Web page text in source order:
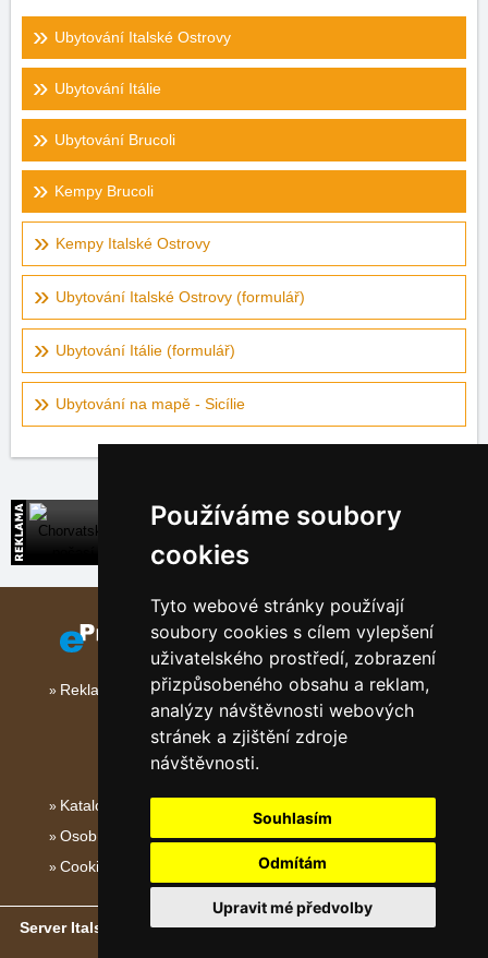
Používáme soubory
cookies
Tyto webové stránky používají
soubory cookies s cílem vylepšení
uživatelského prostředí, zobrazení
přizpůsobeného obsahu a reklam,
analýzy návštěvnosti webových
stránek a zjištění zdroje
návštěvnosti.
Souhlasím
Odmítám
Upravit mé předvolby
Ubytování Italské Ostrovy
Ubytování Itálie
Ubytování Brucoli
Kempy Brucoli
Kempy Italské Ostrovy
Ubytování Italské Ostrovy (formulář)
Ubytování Itálie (formulář)
Ubytování na mapě - Sicílie
Chorvatsko počasí
Předpověď počasí a teploty moře v Chorvatsku
Reklama na tomto serveru
Katalog ubytování
Osobní údaje
Cookies
Server Italské hory, ostrovy a pobřeží- Copyright © 2011-2026